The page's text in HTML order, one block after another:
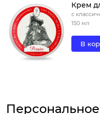
Крем
с
150 мл
В